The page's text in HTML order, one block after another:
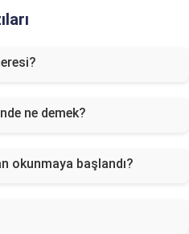
ne demek?
okunmaya başlandı?